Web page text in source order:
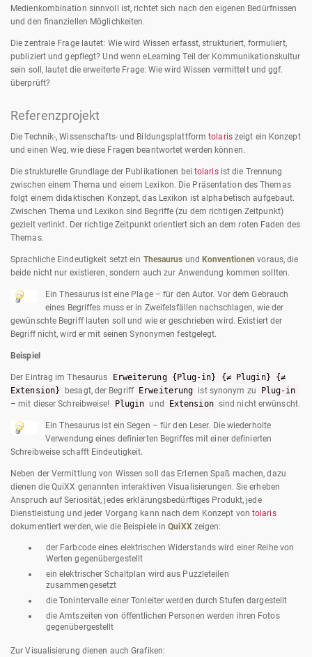
Medienkombination sinnvoll ist, richtet sich nach den eigenen Bedürfnissen
und den finanziellen Möglichkeiten.
Die zentrale Frage lautet: Wie wird Wissen erfasst, strukturiert, formuliert,
publiziert und gepflegt? Und wenn eLearning Teil der Kommunikationskultur
sein soll, lautet die erweiterte Frage: Wie wird Wissen vermittelt und ggf.
überprüft?
Referenzprojekt
Die Technik-, Wissenschafts- und Bildungsplattformtolariszeigt ein Konzept
und einen Weg, wie diese Fragen beantwortet werden können.
Die strukturelle Grundlage der Publikationen bei tolarisist die Trennung
zwischen einem Thema und einem Lexikon. Die Präsentation des Themas
folgt einem didaktischen Konzept, das Lexikon ist alphabetisch aufgebaut.
Zwischen Thema und Lexikon sind Begriffe (zu dem richtigen Zeitpunkt)
gezielt verlinkt. Der richtige Zeitpunkt orientiert sich an dem roten Faden des
Themas.
Sprachliche Eindeutigkeit setzt ein Thesaurus undKonventionen voraus, die
beide nicht nur existieren, sondern auch zur Anwendung kommen sollten.
Ein Thesaurus ist eine Plage – für den Autor. Vor dem Gebrauch
eines Begriffes muss er in Zweifelsfällen nachschlagen, wie der
gewünschte Begriff lauten soll und wie er geschrieben wird. Existiert der
Begriff nicht, wird er mit seinen Synonymen festgelegt.
Beispiel
Der Eintrag im Thesaurus
Erweiterung {Plug-in} {≠ Plugin} {≠
Extension} besagt, der Begriff Erweiterung ist synonym zu
Plug-in
– mit dieser Schreibweise!
Plugin und Extension sind nicht erwünscht.
Ein Thesaurus ist ein Segen – für den Leser. Die wiederholte
Verwendung eines definierten Begriffes mit einer definierten
Schreibweise schafft Eindeutigkeit.
Neben der Vermittlung von Wissen soll das Erlernen Spaß machen, dazu
dienen die QuiXX genannten interaktiven Visualisierungen. Sie erheben
Anspruch auf Seriosität, jedes erklärungsbedürftiges Produkt, jede
Dienstleistung und jeder Vorgang kann nach dem Konzept von tolaris
dokumentiert werden, wie die Beispiele inQuiXXzeigen:
der Farbcode eines elektrischen Widerstands wird einer Reihe von
Werten gegenübergestellt
ein elektrischer Schaltplan wird aus Puzzleteilen
zusammengesetzt
die Tonintervalle einer Tonleiter werden durch Stufen dargestellt
die Amtszeiten von öffentlichen Personen werden ihren Fotos
gegenübergestellt
Zur Visualisierung dienen auch Grafiken: